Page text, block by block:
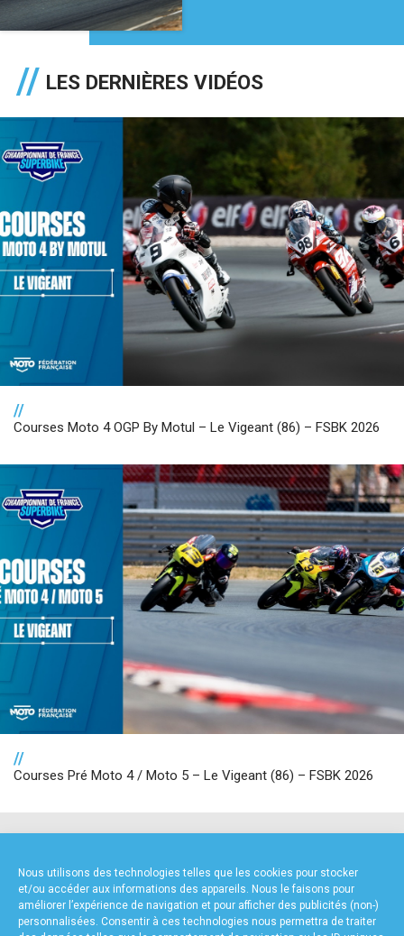
Nous utilisons des technologies telles que les cookies pour stocker
et/ou accéder aux informations des appareils. Nous le faisons pour
améliorer l’expérience de navigation et pour afficher des publicités (non-)
personnalisées. Consentir à ces technologies nous permettra de traiter
LES DERNIÈRES VIDÉOS
//
Courses Moto 4 OGP By Motul – Le Vigeant (86) – FSBK 2026
//
Courses Pré Moto 4 / Moto 5 – Le Vigeant (86) – FSBK 2026